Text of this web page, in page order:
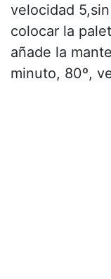
velocidad
colocar la
añade la
minuto, 80º,